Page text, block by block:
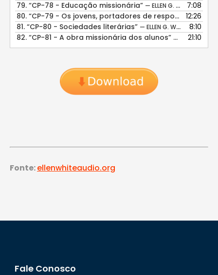
79. “CP-78 - Educação missionária” — ELLEN G. WHITE
7:08
80. “CP-79 - Os jovens, portadores de responsabilidades”
12:26
81. “CP-80 - Sociedades literárias” — ELLEN G. WHITE
8:10
82. “CP-81 - A obra missionária dos alunos” — ELLEN G.
21:10
Fonte:ellenwhiteaudio.org
Fale Conosco